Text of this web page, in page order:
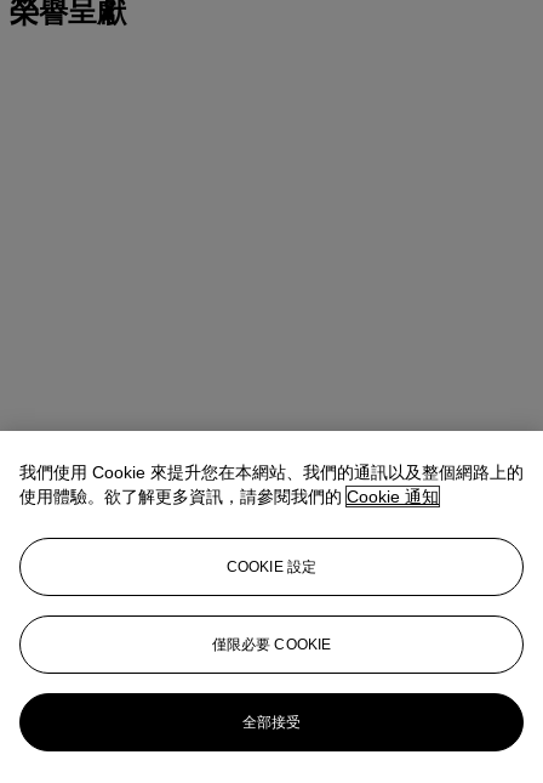
榮譽呈獻
Ada Tsui (徐文君)Senior Vice President, Head of Department,
20th/21st Century Art, Asia Pacific
adatsui@christies.com
更多來自 二十一世紀藝術日間拍賣
我們使用 Cookie 來提升您在本網站、我們的通訊以及整個網路上的
使用體驗。欲了解更多資訊，請參閱我們的 Cookie 通知
COOKIE 設定
僅限必要 COOKIE
全部接受